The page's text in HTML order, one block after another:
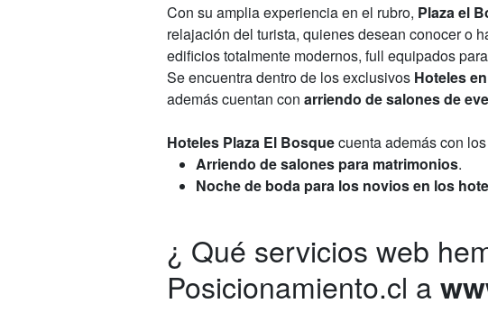
Con su amplia experiencia en el rubro, Plaza el
relajación del turista, quienes desean conocer o
edificios totalmente modernos, full equipados
Se encuentra dentro de los exclusivos Hoteles
además cuentan con arriendo de salones de
Hoteles Plaza El Bosquecuenta además con
Arriendo de salones para matrimonios.
Noche de boda para los novios en los
¿ Qué servicios web
Posicionamiento.cl a